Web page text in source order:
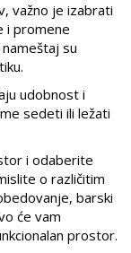
važno je izabrati
i promene
su
udobnost i
sedeti ili ležati
i odaberite
o različitim
barski
će vam
prostor.